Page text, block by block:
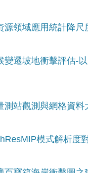
領域應用統計降尺
遷坡地衝擊評估-
站觀測與網格資料
模式解析度